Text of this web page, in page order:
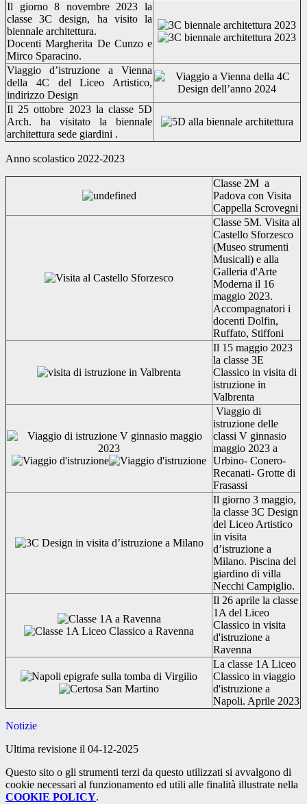
Il giorno 8 novembre 2023 la
classe 3C design, ha visito la
biennale architettura.
Docenti Margherita De Cunzo e
Mirco Sparacino.
Viaggio d’istruzione a Vienna
della 4C del Liceo Artistico,
indirizzo Design
Il 25 ottobre 2023 la classe 5D
Arch. ha visitato la biennale
architettura sede giardini .
Anno scolastico 2022-2023
Classe 2M a
Padova con Visita
Cappella Scrovegni
Classe 5M. Visita al
Castello Sforzesco
(Museo strumenti
Musicali) e alla
Galleria d'Arte
Moderna il 16
maggio 2023.
Accompagnatori i
docenti Dolfin,
Ruffato, Stiffoni
Il 15 maggio 2023
la classe 3E
Classico in visita di
istruzione in
Valbrenta
Viaggio di
istruzione delle
classi V ginnasio
maggio 2023 a
Urbino- Conero-
Recanati- Grotte di
Frasassi
Il giorno 3 maggio,
la classe 3C Design
del Liceo Artistico
in visita
d’istruzione a
Milano. Piscina del
giardino di villa
Necchi Campiglio.
Il 26 aprile la classe
1A del Liceo
Classico in visita
d'istruzione a
Ravenna
La classe 1A Liceo
Classico in viaggio
d'istruzione a
Napoli. Aprile 2023
Notizie
Ultima revisione il 04-12-2025
Questo sito o gli strumenti terzi da questo utilizzati si avvalgono di
cookie necessari al funzionamento ed utili alle finalità illustrate nella
COOKIE POLICY.